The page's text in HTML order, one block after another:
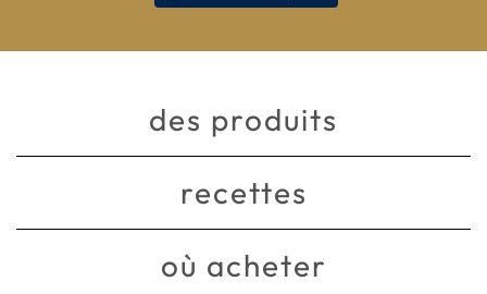
des produits
recettes
où acheter